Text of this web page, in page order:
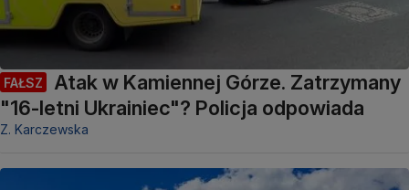
FAŁSZ
Atak w Kamiennej Górze. Zatrzymany
"16-letni Ukrainiec"? Policja odpowiada
Z. Karczewska